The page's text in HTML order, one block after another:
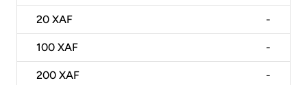
20 XAF -
100 XAF -
200 XAF -